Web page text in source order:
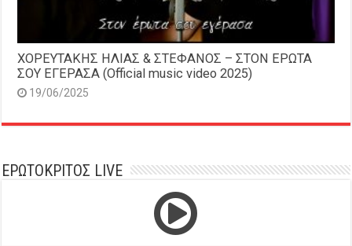
ΧΟΡΕΥΤΑΚΗΣ ΗΛΙΑΣ & ΣΤΕΦΑΝΟΣ – ΣΤΟΝ ΕΡΩΤΑ
ΣΟΥ ΕΓΕΡΑΣΑ (Official music video 2025)
19/06/2025
ΕΡΩΤΟΚΡΙΤΟΣ LIVE